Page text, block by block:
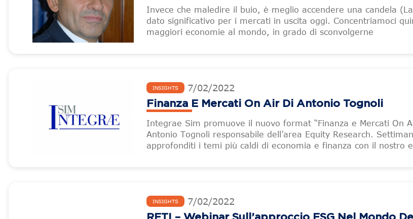
Invece che maledire il buio, è meglio accendere una candela
dato significativo per i mercati in uscita oggi. Concentriamoci
maggiori economie al mondo, in grado di sconvolgerne
INSIGHTS 7/02/2022
Finanza E Mercati On Air Di Antonio Tognoli
Integrae Sim promuove il nuovo format “Finanza e Mercati On
Antonio Tognoli responsabile dell’area Equity Research.
approfonditi i temi più caldi di economia e finanza con il nostro
INSIGHTS 7/02/2022